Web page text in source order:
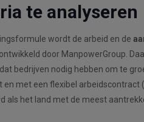
te analyseren
wordt de arbeid en de
door ManpowerGroup.
bedrijven nodig hebben om te
met een flexibel
als het land met de meest